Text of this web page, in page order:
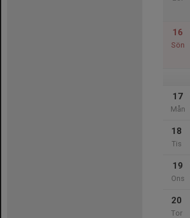
16
Sön
17
Mån
18
Tis
19
Ons
20
Tor